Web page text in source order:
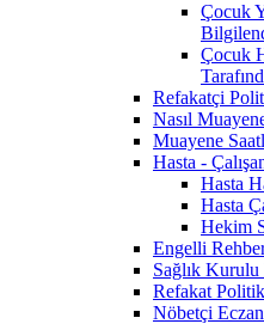
Çocuk
Çocuk
Refakatçi
Nasıl
Muayene
Hasta -
Hasta
Hasta
Hekim
Engelli
Sağlık Kurulu
Refakat
Nöbetçi